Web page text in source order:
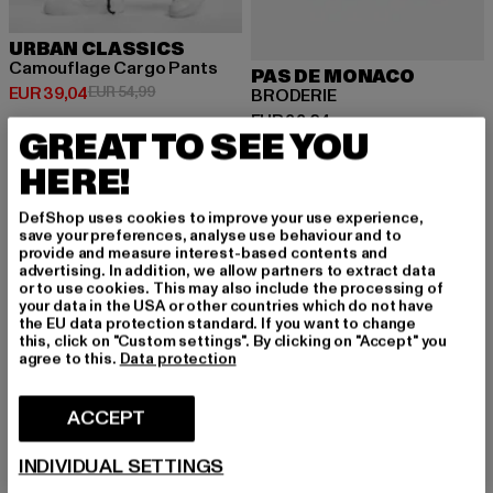
URBAN CLASSICS
Camouflage Cargo Pants
EUR 39,04
Huidige prijs: EUR 39,04
EUR 54,99Actieprijs: EUR 54,99
PAS DE MONACO
BRODERIE
EUR 33,24
Huidige prijs: EUR 33,24
NIEUW
GREAT TO SEE YOU
HERE!
DefShop uses cookies to improve your use experience,
save your preferences, analyse use behaviour and to
provide and measure interest-based contents and
advertising. In addition, we allow partners to extract data
or to use cookies. This may also include the processing of
your data in the USA or other countries which do not have
the EU data protection standard. If you want to change
this, click on "Custom settings". By clicking on "Accept" you
agree to this. Data protection
ACCEPT
INDIVIDUAL SETTINGS